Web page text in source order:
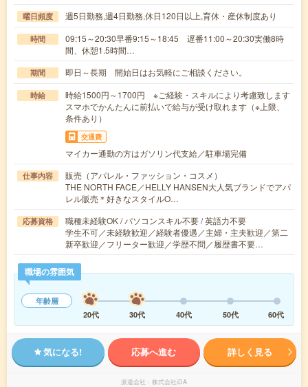
曜日頻度 週5日勤務,週4日勤務,休日120日以上,育休・産休制度あり
時間
09:15～20:30早番9:15～18:45 遅番11:00～20:30実働8時
間、休憩1.5時間…
期間 即日～長期 開始日はお気軽にご相談ください。
時給
時給1500円～1700円 ※ご経験・スキルにより考慮致します
スマホでかんたんに前払いで給与が受け取れます（※上限、
条件あり）
交通費
マイカー通勤の方はガソリン代支給／駐車場完備
仕事内容
販売（アパレル・ファッション・コスメ）
THE NORTH FACE／HELLY HANSEN大人気ブランドでアパ
レル販売＊好きなスタイルO…
応募資格
職種未経験OK / パソコンスキル不要 / 英語力不要
学生不可／未経験歓迎／経験者優遇／主婦・主夫歓迎／第二
新卒歓迎／フリーター歓迎／学歴不問／履歴書不要…
職場の雰囲気
年齢層
20代
30代 40代 50代 60代
気になる! 応募へ進む 詳しく見る
派遣会社 株式会社iDA